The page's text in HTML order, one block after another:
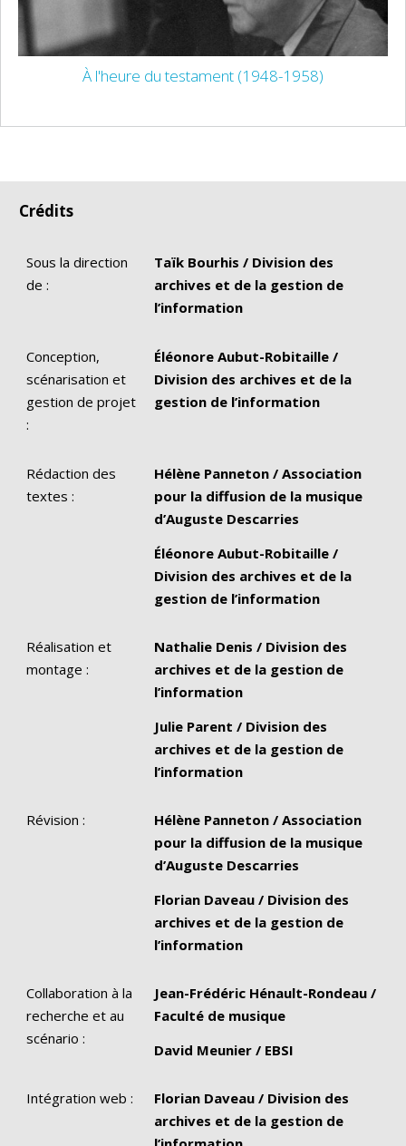
À l'heure du testament (1948-1958)
Crédits
Sous la direction
de :
Taïk Bourhis / Division des
archives et de la gestion de
l’information
Conception,
scénarisation et
gestion de projet
:
Éléonore Aubut-Robitaille /
Division des archives et de la
gestion de l’information
Rédaction des
textes :
Hélène Panneton / Association
pour la diffusion de la musique
d’Auguste Descarries
Éléonore Aubut-Robitaille /
Division des archives et de la
gestion de l’information
Réalisation et
montage :
Nathalie Denis / Division des
archives et de la gestion de
l’information
Julie Parent / Division des
archives et de la gestion de
l’information
Révision :
Hélène Panneton / Association
pour la diffusion de la musique
d’Auguste Descarries
Florian Daveau / Division des
archives et de la gestion de
l’information
Collaboration à la
recherche et au
scénario :
Jean-Frédéric Hénault-Rondeau /
Faculté de musique
David Meunier / EBSI
Intégration web :
Florian Daveau / Division des
archives et de la gestion de